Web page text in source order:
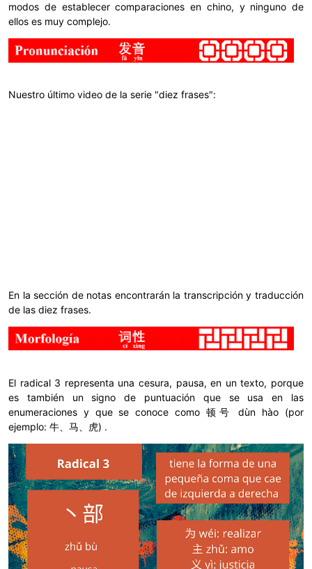
modos de establecer comparaciones en chino, y ninguno de
ellos es muy complejo.
Nuestro último video de la serie "diez frases":
En la sección de notas encontrarán la transcripción y traducción
de las diez frases.
El radical 3 representa una cesura, pausa, en un texto, porque
es también un signo de puntuación que se usa en las
enumeraciones y que se conoce como 顿号 dùn hào (por
ejemplo: 牛、马、虎) .